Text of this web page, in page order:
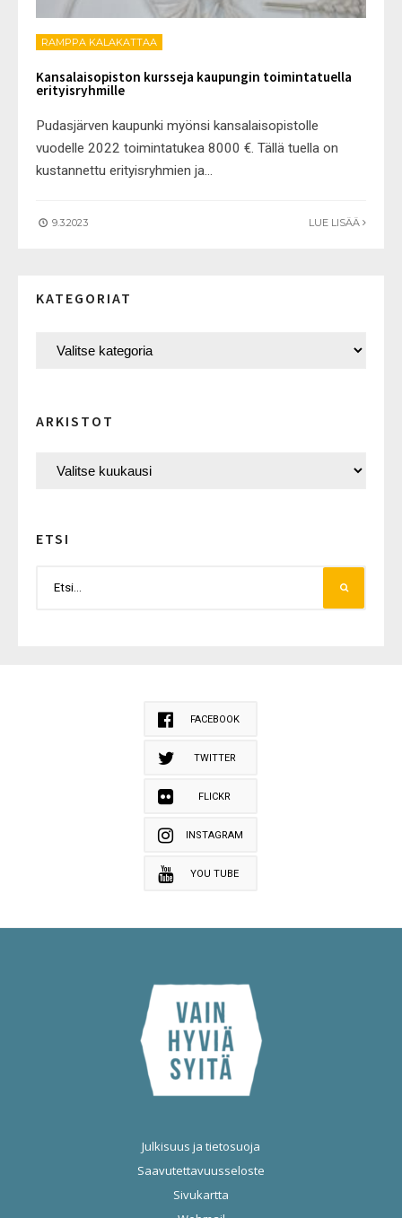
RAMPPA KALAKATTAA
Kansalaisopiston kursseja kaupungin toimintatuella
erityisryhmille
Pudasjärven kaupunki myönsi kansalaisopistolle
vuodelle 2022 toimintatukea 8000 €. Tällä tuella on
kustannettu erityisryhmien ja...
9.3.2023 LUE LISÄÄ
KATEGORIAT
ARKISTOT
ETSI
FACEBOOK
TWITTER
FLICKR
INSTAGRAM
YOU TUBE
Julkisuus ja tietosuoja
Saavutettavuusseloste
Sivukartta